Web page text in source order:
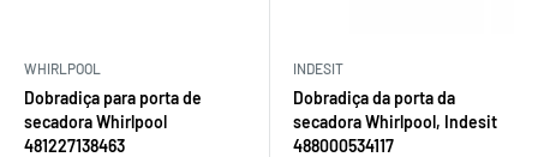
WHIRLPOOL
Dobradiça para porta de
secadora Whirlpool
481227138463
INDESIT
Dobradiça da porta da
secadora Whirlpool, Indesit
488000534117